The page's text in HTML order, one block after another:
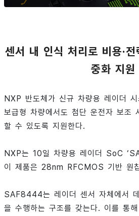
센서 내 인식 처리로 비용·
중화 지원
NXP 반도체가 신규 차량용 레이더
보급형 차량에서도 첨단 운전자 보조
할 수 있도록 지원한다.
NXP는 10일 차량용 레이더 SoC
이 제품은 28nm RFCMOS 기반 원
SAF8444는 레이더 센서 자체에서
을 수행하는 구조를 갖는다. 이를 통